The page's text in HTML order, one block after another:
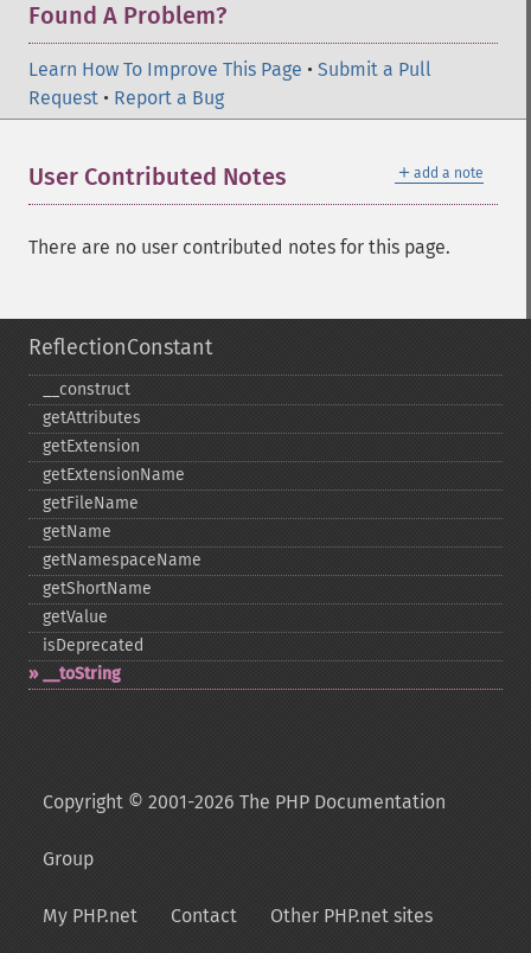
Found A Problem?
Learn How To Improve This Page • Submit a Pull
Request • Report a Bug
＋ add a note
User Contributed Notes
There are no user contributed notes for this page.
ReflectionConstant
_​_​construct
getAttributes
getExtension
getExtensionName
getFileName
getName
getNamespaceName
getShortName
getValue
isDeprecated
_​_​toString
Copyright © 2001-2026 The PHP Documentation
Group
My PHP.net Contact Other PHP.net sites